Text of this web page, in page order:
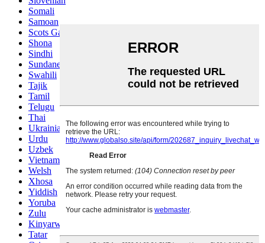
Somali
Samoan
Scots Gaelic
Shona
Sindhi
Sundanese
Swahili
Tajik
Tamil
Telugu
Thai
Ukrainian
Urdu
Uzbek
Vietnamese
Welsh
Xhosa
Yiddish
Yoruba
Zulu
Kinyarwanda
Tatar